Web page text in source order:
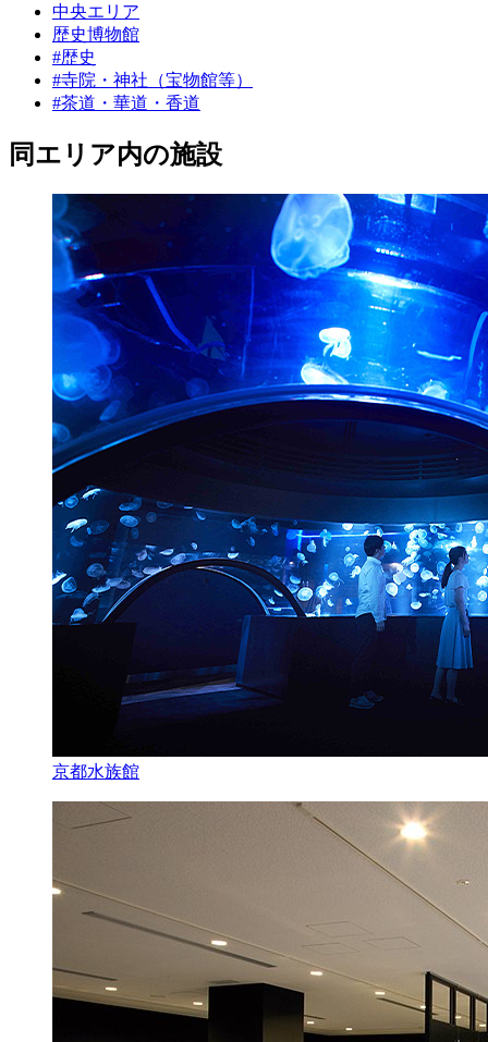
中央エリア
歴史博物館
#歴史
#寺院・神社（宝物館等）
#茶道・華道・香道
同エリア内の施設
京都水族館